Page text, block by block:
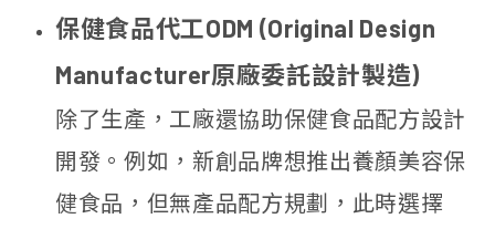
保健食品代工ODM (Original Design
Manufacturer原廠委託設計製造)
除了生產，工廠還協助保健食品配方設計
開發。例如，新創品牌想推出養顏美容保
健食品，但無產品配方規劃，此時選擇